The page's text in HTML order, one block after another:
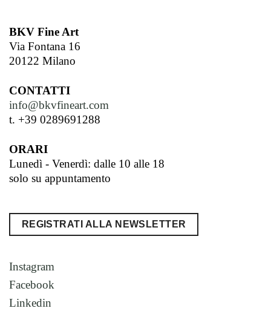
BKV Fine Art
Via Fontana 16
20122 Milano
CONTATTI
info@bkvfineart.com
t. +39 0289691288
ORARI
Lunedì - Venerdì: dalle 10 alle 18
solo su appuntamento
REGISTRATI ALLA NEWSLETTER
Instagram
Facebook
Linkedin